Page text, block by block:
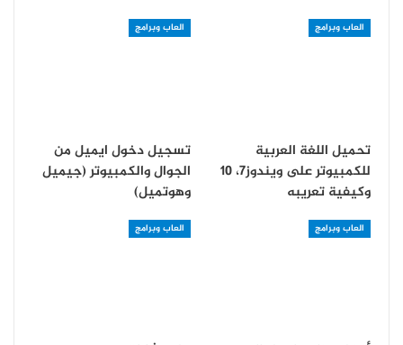
العاب وبرامج
تحميل اللغة العربية
للكمبيوتر على ويندوز7، 10
وكيفية تعريبه
العاب وبرامج
تسجيل دخول ايميل من
الجوال والكمبيوتر (جيميل
وهوتميل)
العاب وبرامج العاب وبرامج